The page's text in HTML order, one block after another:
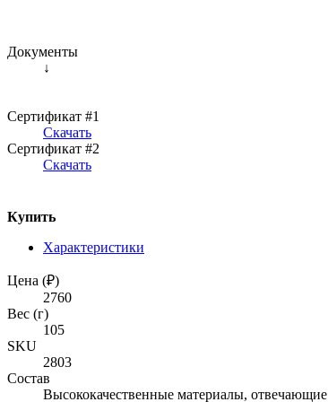
Документы
↓
Сертификат #1
Скачать
Сертификат #2
Скачать
Купить
Характеристики
Цена (₽)
2760
Вес (г)
105
SKU
2803
Состав
Высококачественные материалы,